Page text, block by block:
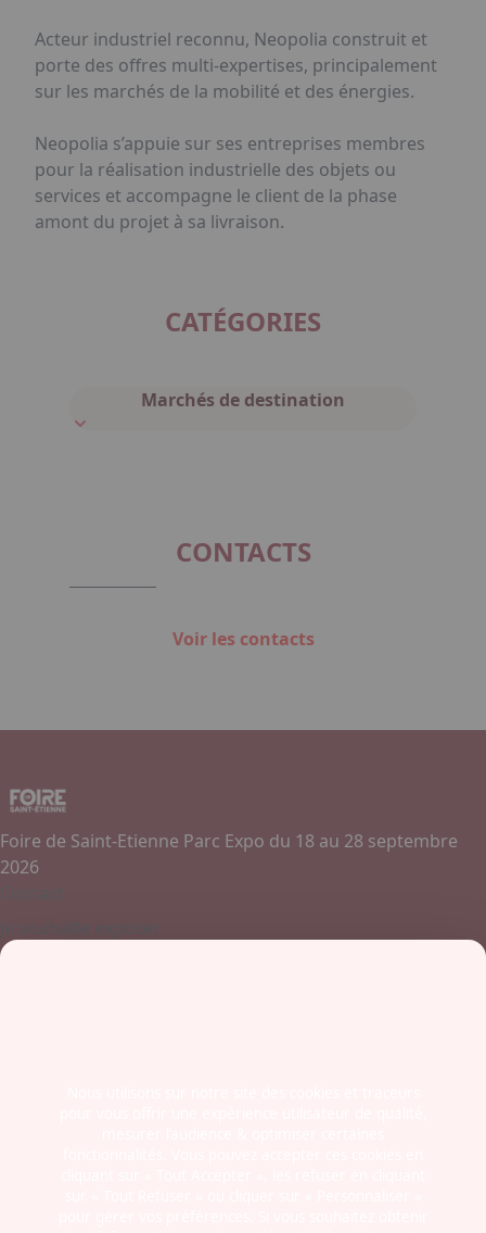
Acteur industriel reconnu, Neopolia construit et
porte des offres multi-expertises, principalement
sur les marchés de la mobilité et des énergies.
Neopolia s’appuie sur ses entreprises membres
pour la réalisation industrielle des objets ou
services et accompagne le client de la phase
amont du projet à sa livraison.
CATÉGORIES
Marchés de destination
CONTACTS
Voir les contacts
Foire de Saint-Etienne Parc Expo du 18 au 28 septembre
2026
Contactez-nous